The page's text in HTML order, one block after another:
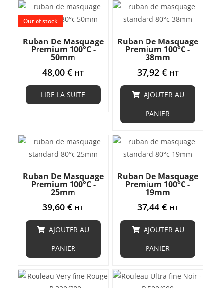
Ruban De Masquage
Premium 100°C -
50mm
Out of stock
48,00€ HT
LIRE LA SUITE
Ruban De Masquage
Premium 100°C -
38mm
37,92 € HT
AJOUTER AU
PANIER
Ruban De Masquage
Premium 100°C -
25mm
39,60€ HT
AJOUTER AU
PANIER
Ruban De Masquage
Premium 100°C -
19mm
37,44 € HT
AJOUTER AU
PANIER